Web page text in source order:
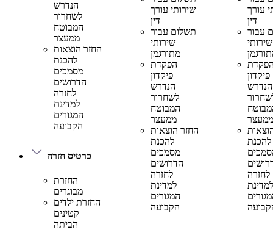
הנדרש
לשחרור
המבוטח
ממעצר
החזר הוצאות
להכנת
מסמכים
הדרושים
לחזרה
למדינת
המגורים
הקבועה
כרטיס חזרה
החזרת
מבוגרים
החזרת ילדים
קטינים
הביתה
שירותי עורך
דין
תשלום עבור
שירותי
מתורגמן
הפקדת
פיקדון
הנדרש
לשחרור
המבוטח
ממעצר
החזר הוצאות
להכנת
מסמכים
הדרושים
לחזרה
למדינת
המגורים
הקבועה
עורך
דין
עבור
שירותי
פיקדון
הנדרש
ממעצר
להכנת
לחזרה
למדינת